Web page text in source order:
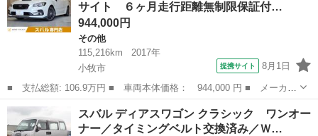
バックカメ...
サイト ６ヶ月走行距離無制限保証付…
944,000円
その他
115,216km
2017年
小牧市
提携サイト 8月1日
■ 支払総額: 106.9万円 ■ 車両本体価格： 944,000 円 ■ メーカー
名： スバル ■ 車種名： レヴォーグ ■ グレード名： １．６Ｓ
ＴＩスポーツアイサイト ６ヶ月走行距離無制限保証付 ４ＷＤ 後
期Ｄ型 Ｓ...
愛知
スバル ディアスワゴン クラシック ワンオー
ナー／タイミングベルト交換済み／Ｗ…